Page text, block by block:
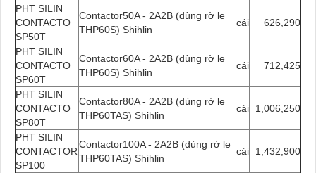
PHT SILIN
CONTACTO
SP50T
Contactor50A - 2A2B (dùng rờ le
THP60S) Shihlin
cái 626,290
PHT SILIN
CONTACTO
SP60T
Contactor60A - 2A2B (dùng rờ le
THP60S) Shihlin
cái 712,425
PHT SILIN
CONTACTO
SP80T
Contactor80A - 2A2B (dùng rờ le
THP60TAS) Shihlin
cái 1,006,250
PHT SILIN
CONTACTOR
SP100
Contactor100A - 2A2B (dùng rờ le
THP60TAS) Shihlin
cái 1,432,900